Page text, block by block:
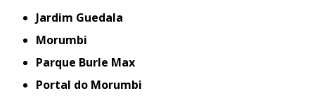
Jardim Guedala
Morumbi
Parque Burle Max
Portal do Morumbi